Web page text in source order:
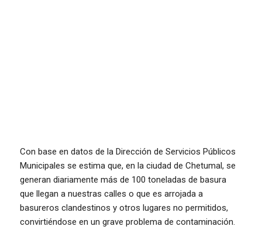
Con base en datos de la Dirección de Servicios Públicos
Municipales se estima que, en la ciudad de Chetumal, se
generan diariamente más de 100 toneladas de basura
que llegan a nuestras calles o que es arrojada a
basureros clandestinos y otros lugares no permitidos,
convirtiéndose en un grave problema de contaminación.